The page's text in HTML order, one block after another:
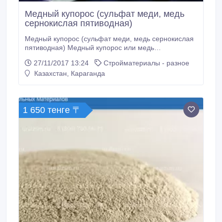
Медный купорос (сульфат меди, медь
сернокислая пятиводная)
Медный купорос (сульфат меди, медь сернокислая
пятиводная) Медный купорос или медь
кристаллы или синий кристаллический порошок без
запаха, металлического вкуса. Медный купорос -
получило широчайшее распространение в сельском
хозяйстве, а также химической промышленности.
27/11/2017 13:24
Стройматериалы - разное
Казахстан, Караганда
1 650 тенге 〒